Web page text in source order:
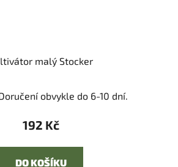
malý Stocker
obvykle do 6-10 dní.
192 Kč
DO KOŠÍKU